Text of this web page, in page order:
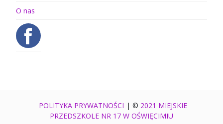
O nas
POLITYKA PRYWATNOŚCI | © 2021 MIEJSKIE
PRZEDSZKOLE NR 17 W OŚWIĘCIMIU